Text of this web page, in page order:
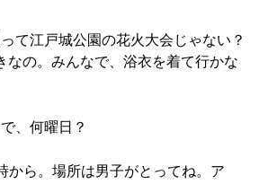
て江戸城公園の花火大会じゃない？
なの。みんなで、浴衣を着て行かな
、何曜日？
から。場所は男子がとってね。ア